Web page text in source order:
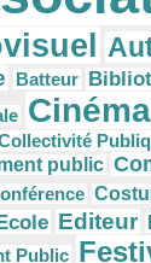
Batteur
Cinéma
public
Editeur
Public